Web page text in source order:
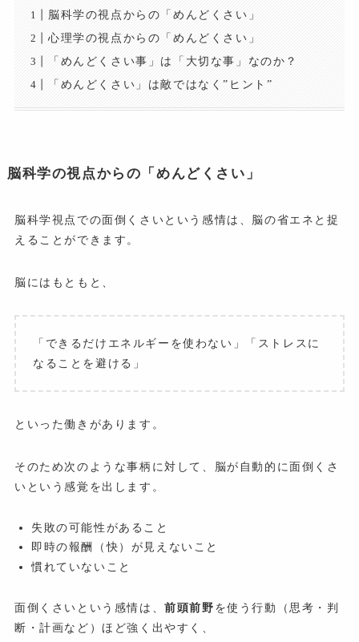
脳科学の視点からの「めんどくさい」
心理学の視点からの「めんどくさい」
「めんどくさい事」は「大切な事」なのか？
「めんどくさい」は敵ではなく”ヒント”
脳科学の視点からの「めんどくさい」
脳科学視点での面倒くさいという感情は、脳の省エネと捉
えることができます。
脳にはもともと、
「できるだけエネルギーを使わない」「ストレスに
なることを避ける」
といった働きがあります。
そのため次のような事柄に対して、脳が自動的に面倒くさ
いという感覚を出します。
失敗の可能性があること
即時の報酬（快）が見えないこと
慣れていないこと
面倒くさいという感情は、前頭前野 を使う行動（思考・判
断・計画など）ほど強く出やすく、